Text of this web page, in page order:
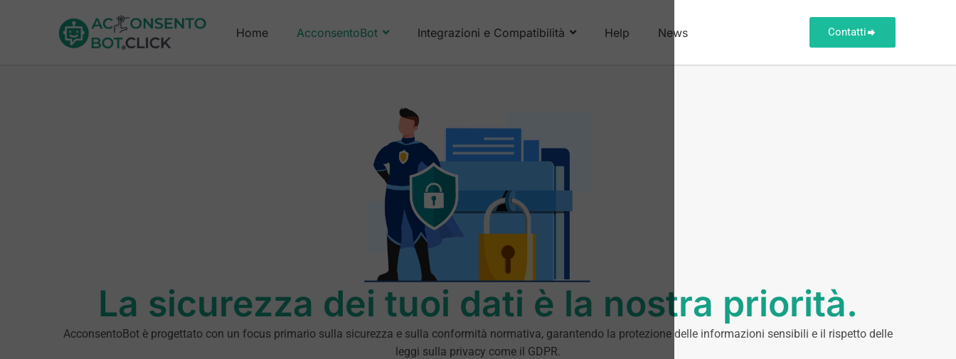
Home AcconsentoBot Integrazioni e Compatibilità Help News Contatti
La sicurezza dei tuoi dati è la nostra priorità.
AcconsentoBot è progettato con un focus primario sulla sicurezza e sulla conformità normativa, garantendo la protezione delle informazioni sensibili e il rispetto delle
leggi sulla privacy come il GDPR.